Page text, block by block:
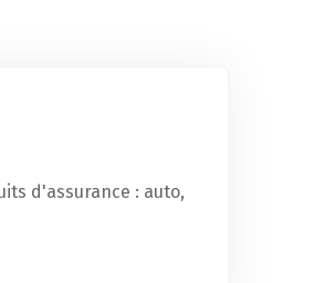
d'assurance : auto,